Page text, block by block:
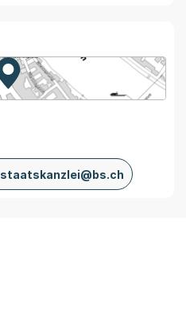
Zur Karte von MapBS.
Externer Link, wird in einem
staatskanzlei@bs.ch